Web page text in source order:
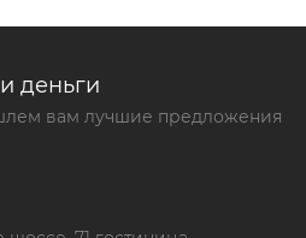
деньги
вам лучшие предложения